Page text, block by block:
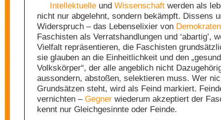
Intellektuelle und Wissenschaft werden als
nicht nur abgelehnt, sondern bekämpft. Dissens
Widerspruch – das Lebenselixier von Demokraten
Faschisten als Verratshandlungen und ‘abartig’,
Vielfalt repräsentieren, die Faschisten
sie glauben an die Einheitlichkeit und den
Volkskörper“, der alle angeblich nicht
aussondern, abstoßen, selektieren muss. Wer
Grundsätzen steht, wird als Feind markiert.
vernichten – Gegner wiederum akzeptiert der
kennt nur Gleichgesinnte oder Feinde.